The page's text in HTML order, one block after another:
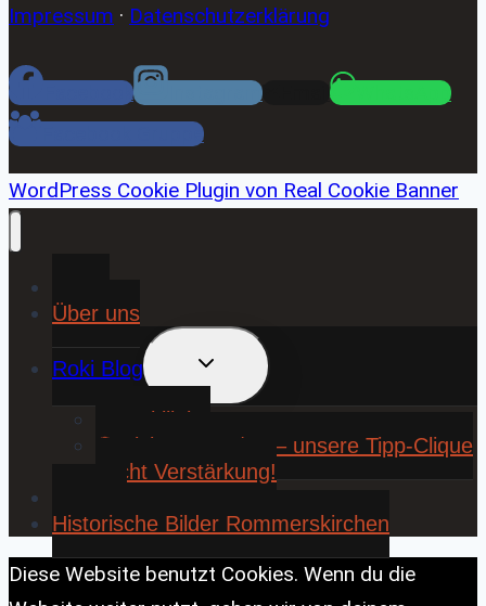
Impressum · Datenschutzerklärung
Facebook Instagram
WhatsApp
Facebook Gruppe
WordPress Cookie Plugin von Real Cookie Banner
Über uns
Roki Blog
UNTERMENÜ
UMSCHALTEN
❤️ Rokiliebe
⚽ KickStart 25/26 – unsere Tipp-Clique
sucht Verstärkung!
Historische Bilder Rommerskirchen
Diese Website benutzt Cookies. Wenn du die